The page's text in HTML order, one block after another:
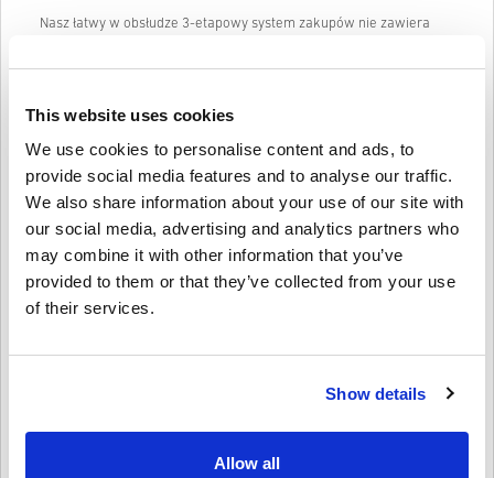
This website uses cookies
We use cookies to personalise content and ads, to
provide social media features and to analyse our traffic.
We also share information about your use of our site with
our social media, advertising and analytics partners who
may combine it with other information that you’ve
provided to them or that they’ve collected from your use
of their services.
Show details
Allow all
Nasz łatwy w obsłudze 3-etapowy system zakupów nie zawiera
Jak to działa na Livecards.net
Nowy na Livecards.net? Kupowanie kodów cyfrowych jest szybkie i
proste:
Zastrzeżenie
Produktyw przedsprzedażyzostaną dostarczone przed
lub w dniu premiery, a produkty znajdujące się w
magazynie zostaną dostarczone natychmiast w
Zakupy uznane za przeznaczone do użytku komercyjnego
zadawanymi pytaniami.
Jeśli napotkasz jakiekolwiek problemy z zakupem,
Napisać recenzję
Skuteczny sposób zarządzania zakupami multimediów. Proces